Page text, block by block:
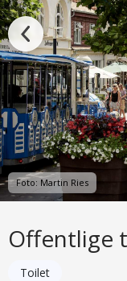
Foto: Martin Ries
Offentlige
Toilet